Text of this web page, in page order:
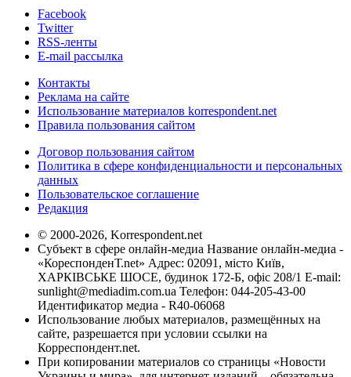
Facebook
Twitter
RSS-ленты
E-mail рассылка
Контакты
Реклама на сайте
Использование материалов korrespondent.net
Правила пользования сайтом
Договор пользования сайтом
Политика в сфере конфиденциальности и персональных
данных
Пользовательское соглашение
Редакция
© 2000-2026, Korrespondent.net
Субъект в сфере онлайн-медиа Название онлайн-медиа -
«КореспонденТ.net» Адрес: 02091, місто Київ,
ХАРКІВСЬКЕ ШОСЕ, будинок 172-Б, офіс 208/1 E-mail:
sunlight@mediadim.com.ua Телефон: 044-205-43-00
Идентификатор медиа - R40-06068
Использование любых материалов, размещённых на
сайте, разрешается при условии ссылки на
Корреспондент.net.
При копировании материалов со страницы «Новости